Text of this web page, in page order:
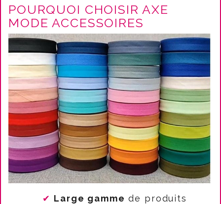
POURQUOI CHOISIR AXE
MODE ACCESSOIRES
✔ Large gamme de produits